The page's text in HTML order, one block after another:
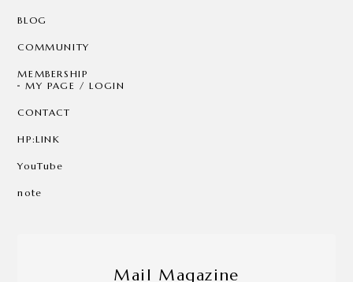
BLOG
COMMUNITY
MEMBERSHIP
MY PAGE / LOGIN
CONTACT
HP:LINK
YouTube
note
Mail Magazine